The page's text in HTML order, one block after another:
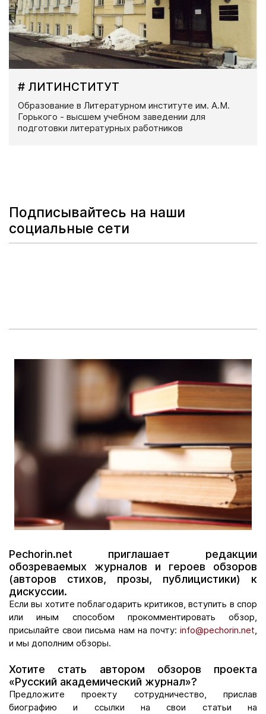
# ЛИТИНСТИТУТ
Образование в Литературном институте им. А.М.
Горького - высшем учебном заведении для
подготовки литературных работников
Подписывайтесь на наши
социальные сети
Pechorin.net приглашает редакции
обозреваемых журналов и героев обзоров
(авторов стихов, прозы, публицистики) к
дискуссии.
Если вы хотите поблагодарить критиков, вступить в спор
или иным способом прокомментировать обзор,
присылайте свои письма нам на почту: info@pechorin.net
и мы дополним обзоры.
Хотите стать автором обзоров проекта
«Русский академический журнал»?
Предложите проекту сотрудничество, прислав
биографию и ссылки на свои статьи на